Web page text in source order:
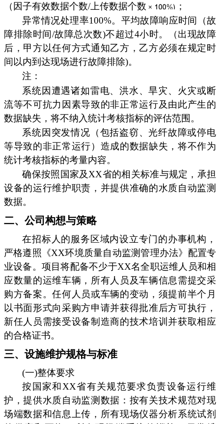
（因子有效数据个数/上传数据个数
；
异常情况处理率100%。平均故障响应时间（故
障排除时间/故障总次数)不超过4小时。（出现故障
后，甲方以任何方式通知乙方，乙方必须在规定时
间以内到达现场进行故障排除)。
注：
系统因遭遇诸如雷电、洪水、旱灾、火灾或断
流等不可抗力因素导致的非正常运行及由此产生的
数据缺失，将不纳入统计考核指标的评估范围。
系统因突发情况（包括盗窃、光纤故障或停电
等导致的非正常运行）造成的数据缺失，将不作为
统计考核指标的考量内容。
确保按照国家及XX省的相关标准与规定，承担
设备的运行维护职责，并提供准确的水质自动监测
数据。
二、公司构想与策略
在招标人的服务区域内设立专门的办事机构，
严格遵照《XX环境质量自动监测管理办法》配置专
业设备。项目将配备不少于XX名全职运维人员和相
应数量的运维车辆，所有人员及车辆信息需提交采
购方备案。任何人员或车辆的变动，须提前半个月
以书面形式向采购方申请并获得批准后方可执行，
新任人员需接受设备制造商的技术培训并获取相应
的合格证书。
三、设施维护规格与标准
(一)整体要求
按国家和XX省有关规范要求负责设备运行维
护，提供水质自动监测数据：按有关技术规范对现
场端数据和信息上传，所有现场仪器分析系统试剂